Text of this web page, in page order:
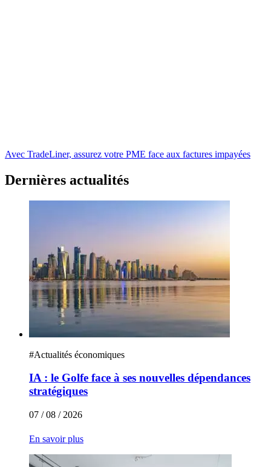
Avec TradeLiner, assurez votre PME face aux factures impayées
Dernières actualités
#Actualités économiques
IA : le Golfe face à ses nouvelles dépendances
stratégiques
07 / 08 / 2026
En savoir plus